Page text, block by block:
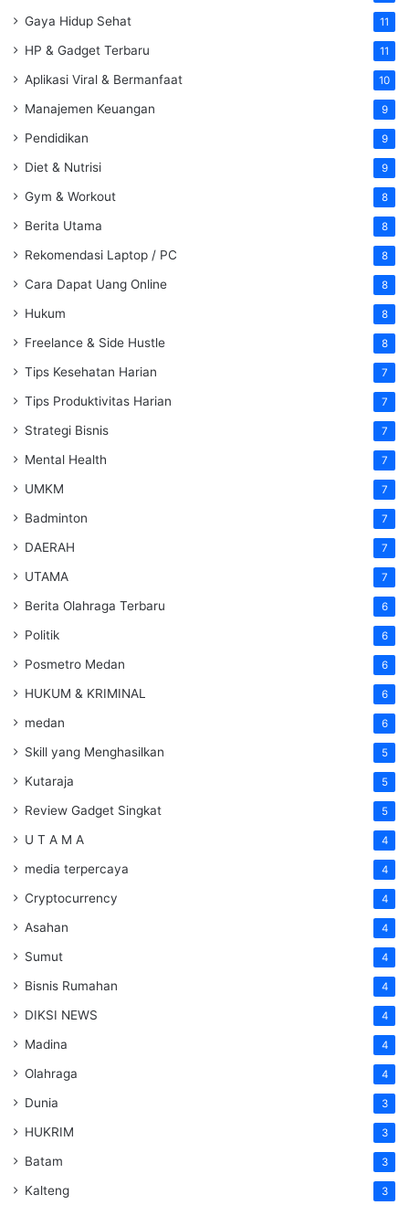
Gaya Hidup Sehat 11
HP & Gadget Terbaru 11
Aplikasi Viral & Bermanfaat 10
Manajemen Keuangan 9
Pendidikan 9
Diet & Nutrisi 9
Gym & Workout 8
Berita Utama 8
Rekomendasi Laptop / PC 8
Cara Dapat Uang Online 8
Hukum 8
Freelance & Side Hustle 8
Tips Kesehatan Harian 7
Tips Produktivitas Harian 7
Strategi Bisnis 7
Mental Health 7
UMKM 7
Badminton 7
DAERAH 7
UTAMA 7
Berita Olahraga Terbaru 6
Politik 6
Posmetro Medan 6
HUKUM & KRIMINAL 6
medan 6
Skill yang Menghasilkan 5
Kutaraja 5
Review Gadget Singkat 5
U T A M A 4
media terpercaya 4
Cryptocurrency 4
Asahan 4
Sumut 4
Bisnis Rumahan 4
DIKSI NEWS 4
Madina 4
Olahraga 4
Dunia 3
HUKRIM 3
Batam 3
Kalteng 3